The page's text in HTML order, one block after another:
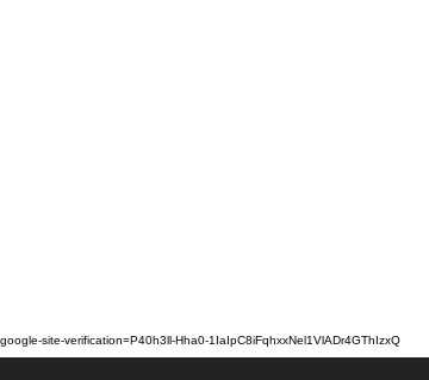
google-site-verification=P40h3ll-Hha0-1IaIpC8iFqhxxNel1VlADr4GThIzxQ